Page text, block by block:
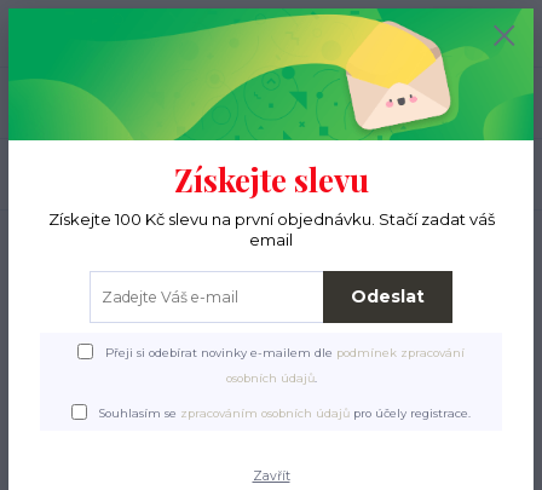
Menu
(Po-Pá, 9-15 hod.)
0 ks
0 Kč
Latex, TPR, vinyl, guma
Vánoční perníčky - figurky
se zvukem, latex, 11cm
Získejte slevu
Získejte 100 Kč slevu na první objednávku. Stačí zadat váš
email
Odeslat
Přeji si odebírat novinky e-mailem dle podmínek zpracování
osobních údajů.
Souhlasím se zpracováním osobních údajů pro účely registrace.
Zavřít